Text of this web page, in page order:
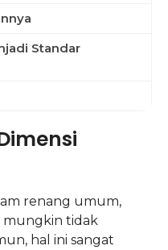
Standar
renang umum,
mungkin tidak
hal ini sangat